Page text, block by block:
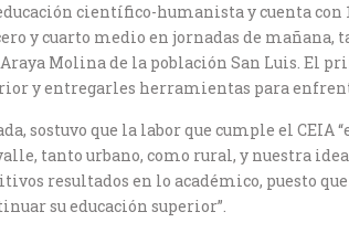
científico-humanista y cuenta
y cuarto medio en jornadas de mañana,
Molina de la población San Luis. El
y entregarles herramientas para
sostuvo que la labor que cumple el CEIA
tanto urbano, como rural, y nuestra
resultados en lo académico, puesto
su educación superior”.